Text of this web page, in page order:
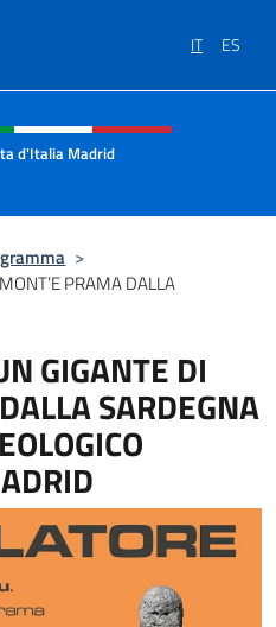
IT ES
e menù
d'Italia Madrid
>
PRAMA DALLA
GIGANTE DI
SARDEGNA